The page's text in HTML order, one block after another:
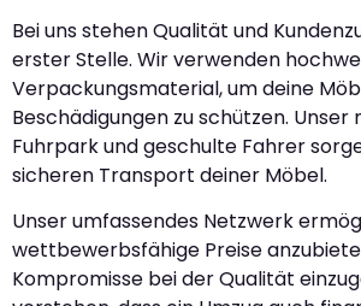
Bei uns stehen Qualität und
erster Stelle. Wir verwenden
Verpackungsmaterial, um deine
Beschädigungen zu schützen.
Fuhrpark und geschulte Fahrer
sicheren Transport deiner Möbel.
Unser umfassendes Netzwerk
wettbewerbsfähige Preise
Kompromisse bei der Qualität